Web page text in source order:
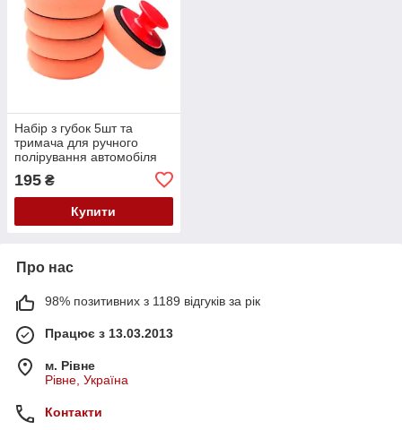
Набір з губок 5шт та
тримача для ручного
полірування автомобіля
195 ₴
Купити
Про нас
98% позитивних з 1189 відгуків за рік
Працює з 13.03.2013
м. Рівне
Рівне, Україна
Контакти